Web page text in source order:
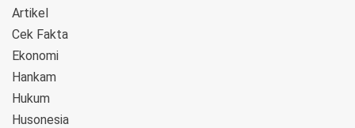
Artikel
Cek Fakta
Ekonomi
Hankam
Hukum
Husonesia